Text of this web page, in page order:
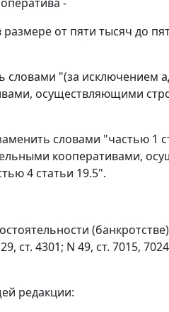
от пяти тысяч до
словами "(за исключением
осуществляющими
словами "частью 1
кооперативами,
4 статьи 19.5".
ст. 4301; N 49, ст. 7015,
редакции: